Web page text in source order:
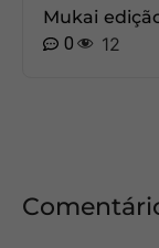
Mukai
0
12